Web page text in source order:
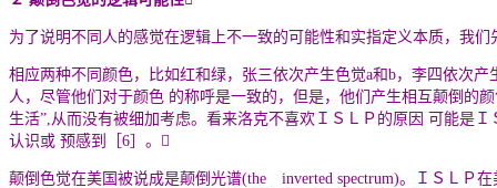
为了说明不同人的感觉在逻辑上不一致的可能性和实指定义本质，我
相应两种不同颜色，比如红和绿，张三依次产生色觉a和b，李四依次
人，尽管他们对于颜色 的称呼是一致的，但是，他们产生相互颠倒的
生活”,从而没有被细加考虑。看来洛克不喜欢ＩＳＬＰ的原因 可能是
认识或 预感到［6］。
颠倒色觉在美国被说成是颠倒光谱(the inverted spectrum)。ＩＳＬＰ